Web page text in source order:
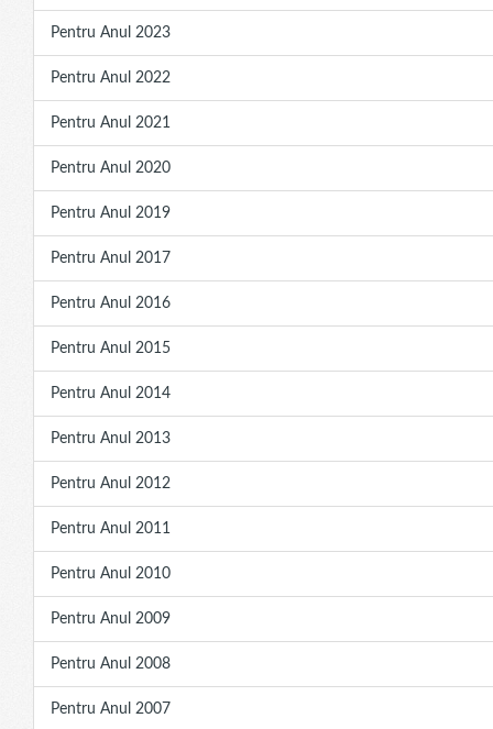
Pentru Anul 2023
Pentru Anul 2022
Pentru Anul 2021
Pentru Anul 2020
Pentru Anul 2019
Pentru Anul 2017
Pentru Anul 2016
Pentru Anul 2015
Pentru Anul 2014
Pentru Anul 2013
Pentru Anul 2012
Pentru Anul 2011
Pentru Anul 2010
Pentru Anul 2009
Pentru Anul 2008
Pentru Anul 2007